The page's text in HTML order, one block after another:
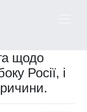
щодо
Росії, і